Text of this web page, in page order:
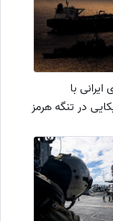
با
در تنگه هرمز